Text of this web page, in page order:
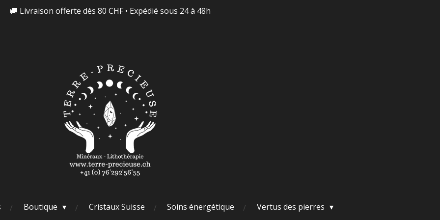
🚚 Livraison offerte dès 80 CHF • Expédié sous 24 à 48h
Boutique Cristaux Suisse Soins énergétique
Vertus des pierres